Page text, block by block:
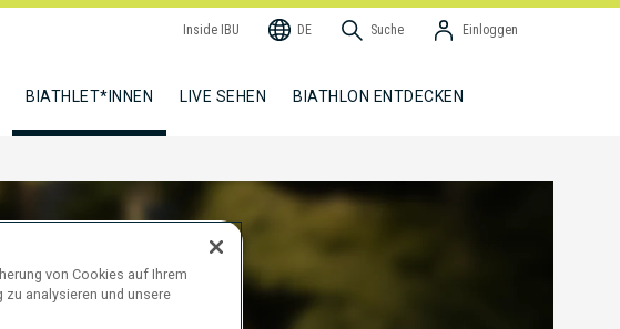
Inside IBU DE Suche Einloggen
BIATHLET*INNEN LIVE SEHEN BIATHLON ENTDECKEN
von Cookies auf Ihrem
analysieren und unsere